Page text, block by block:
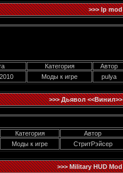
>>> lp mod
Категория
Автор
Моды к игре pulya
>>> Дьявол <<Винил>>
Категория
Автор
Моды к игре СтритРэйсер
>>> Military HUD Mod